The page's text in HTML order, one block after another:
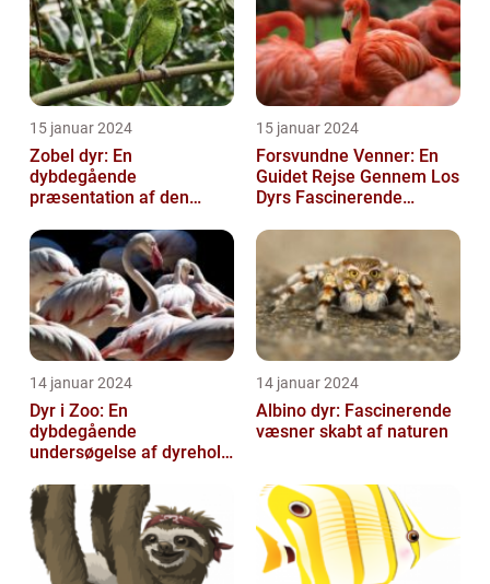
15 januar 2024
Zobel dyr: En
dybdegående
præsentation af den
15 januar 2024
Forsvundne Venner: En
Guidet Rejse Gennem Los
Dyrs Fascinerende
14 januar 2024
Dyr i Zoo: En
dybdegående
undersøgelse af dyrehold
14 januar 2024
Albino dyr: Fascinerende
væsner skabt af naturen